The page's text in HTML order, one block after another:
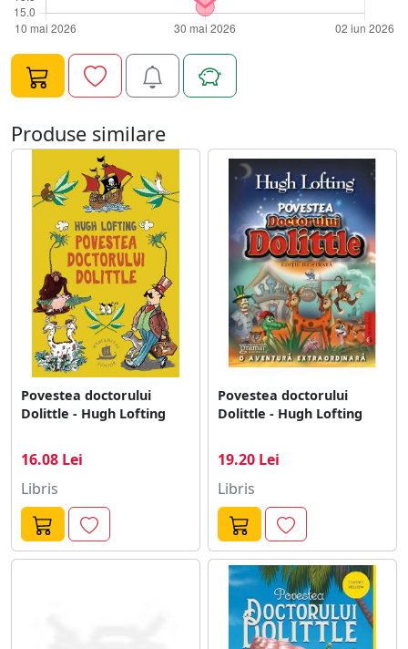
Produse similare
Povestea doctorului
Dolittle - Hugh Lofting
16.08 Lei
Libris
Povestea doctorului
Dolittle - Hugh Lofting
19.20 Lei
Libris